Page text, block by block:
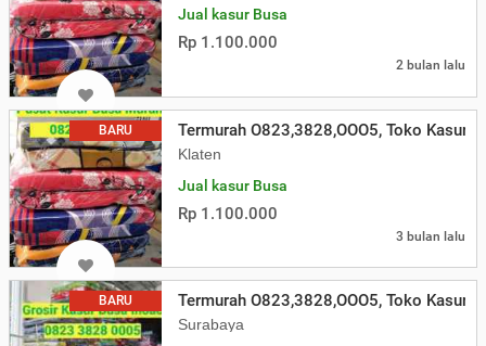
Jual kasur Busa
Rp 1.100.000
2 bulan lalu
BARU Termurah O823,3828,OOO5, Toko Kasur
Klaten
Jual kasur Busa
Rp 1.100.000
3 bulan lalu
BARU Termurah O823,3828,OOO5, Toko Kasur
Surabaya